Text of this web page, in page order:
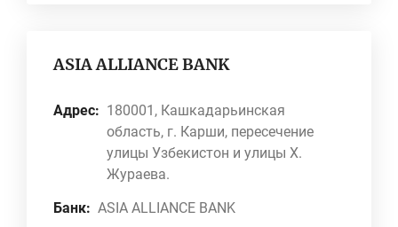
ASIA ALLIANCE BANK
Адрес: 180001, Кашкадарьинская
область, г. Карши, пересечение
улицы Узбекистон и улицы Х.
Жураева.
Банк: ASIA ALLIANCE BANK